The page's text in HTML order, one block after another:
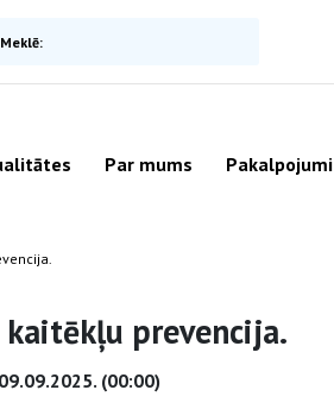
Par mums Pakalpojumi
prevencija.
(00:00)